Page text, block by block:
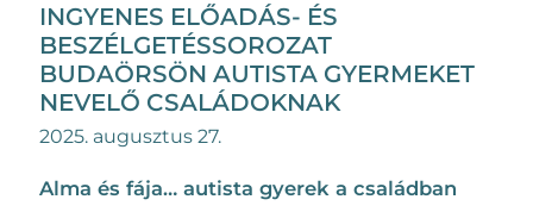
INGYENES ELŐADÁS- ÉS
BESZÉLGETÉSSOROZAT
BUDAÖRSÖN AUTISTA GYERMEKET
NEVELŐ CSALÁDOKNAK
2025. augusztus 27.
Alma és fája… autista gyerek a családban